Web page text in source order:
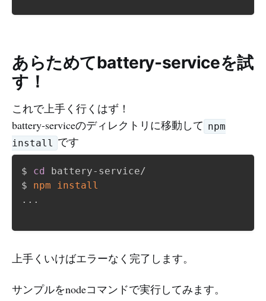
あらためてbattery-serviceを試
す！
これで上手く行くはず！
battery-serviceのディレクトリに移動して npm
install です
$ cd
battery-service/
$ npm
install
.. .
上手くいけばエラーなく完了します。
サンプルをnodeコマンドで実行してみます。